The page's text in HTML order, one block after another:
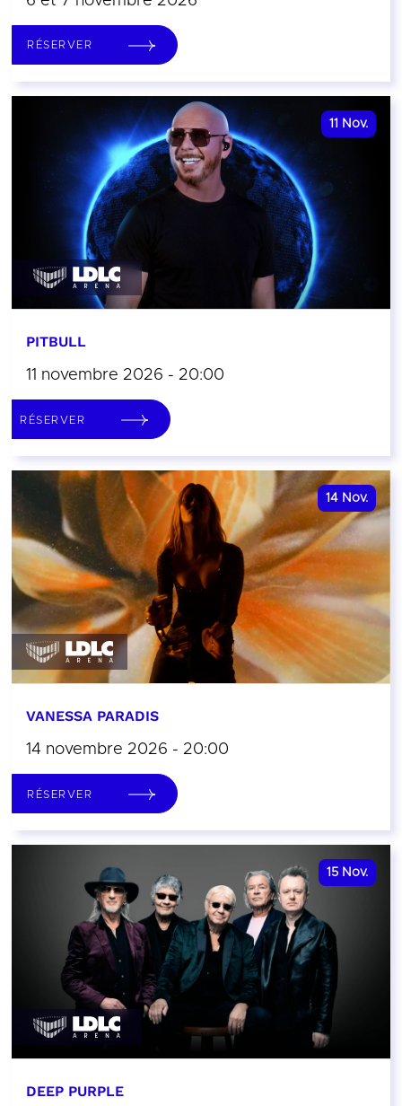
RÉSERVER
11 Nov.
PITBULL
11 novembre 2026 - 20:00
RÉSERVER
14 Nov.
VANESSA PARADIS
14 novembre 2026 - 20:00
RÉSERVER
15 Nov.
DEEP PURPLE